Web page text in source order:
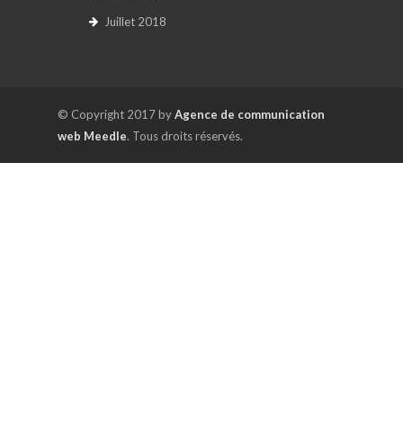
Juillet 2018
© Copyright 2017 byAgence de communication
web Meedle. Tous droits réservés.